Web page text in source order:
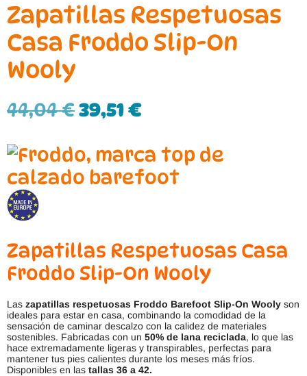
Zapatillas Respetuosas
Casa Froddo Slip-On
Wooly
44,04€39,51€
Zapatillas Respetuosas Casa
Froddo Slip-On Wooly
Las zapatillas respetuosas Froddo Barefoot Slip-On Wooly son
ideales para estar en casa, combinando la comodidad de la
sensación de caminar descalzo con la calidez de materiales
sostenibles. Fabricadas con un 50% de lana reciclada, lo que las
hace extremadamente ligeras y transpirables, perfectas para
mantener tus pies calientes durante los meses más fríos.
Disponibles en las tallas 36 a 42.